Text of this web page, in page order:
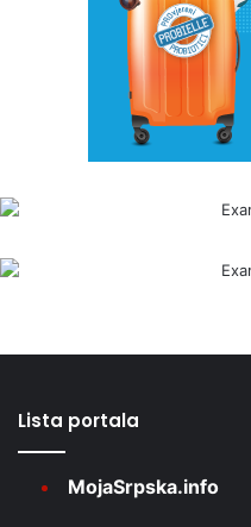
Lista portala
MojaSrpska.info